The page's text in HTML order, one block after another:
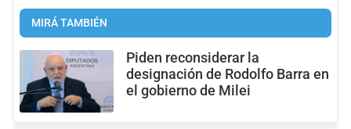
MIRÁ TAMBIÉN
Piden reconsiderar la
designación de Rodolfo Barra en
el gobierno de Milei